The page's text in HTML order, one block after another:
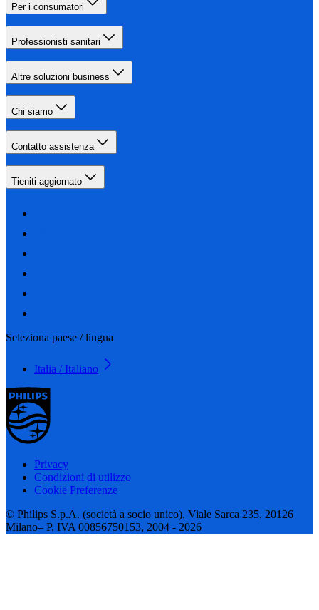
Per i consumatori
Professionisti sanitari
Altre soluzioni business
Chi siamo
Contatto assistenza
Tieniti aggiornato
Seleziona paese / lingua
Italia / Italiano
Privacy
Condizioni di utilizzo
Cookie Preferenze
© Philips S.p.A. (società a socio unico), Viale Sarca 235, 20126
Milano– P. IVA 00856750153, 2004 - 2026